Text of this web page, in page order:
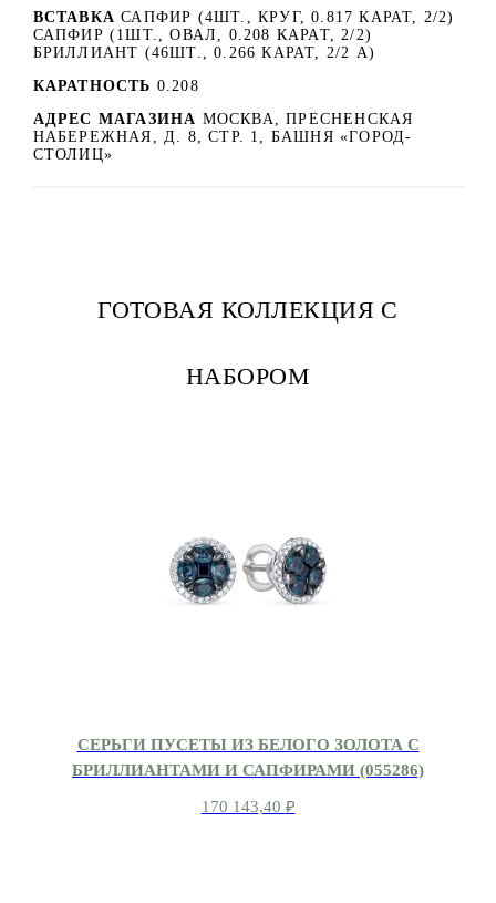
ВСТАВКА САПФИР (4ШТ., КРУГ, 0.817 КАРАТ, 2/2)
САПФИР (1ШТ., ОВАЛ, 0.208 КАРАТ, 2/2)
БРИЛЛИАНТ (46ШТ., 0.266 КАРАТ, 2/2 А)
КАРАТНОСТЬ 0.208
АДРЕС МАГАЗИНА МОСКВА, ПРЕСНЕНСКАЯ
НАБЕРЕЖНАЯ, Д. 8, СТР. 1, БАШНЯ «ГОРОД-
СТОЛИЦ»
ГОТОВАЯ КОЛЛЕКЦИЯ С
НАБОРОМ
СЕРЬГИ ПУСЕТЫ ИЗ БЕЛОГО ЗОЛОТА С
БРИЛЛИАНТАМИ И САПФИРАМИ (055286)
170 143,40 ₽